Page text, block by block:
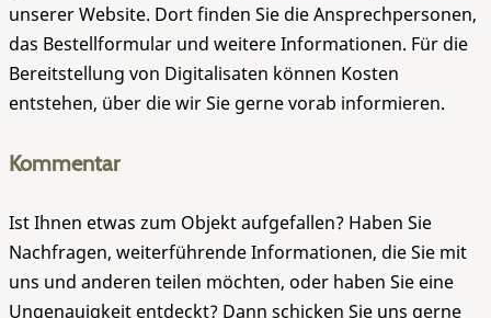
unserer Website. Dort finden Sie die Ansprechpersonen,
das Bestellformular und weitere Informationen. Für die
Bereitstellung von Digitalisaten können Kosten
entstehen, über die wir Sie gerne vorab informieren.
Kommentar
Ist Ihnen etwas zum Objekt aufgefallen? Haben Sie
Nachfragen, weiterführende Informationen, die Sie mit
uns und anderen teilen möchten, oder haben Sie eine
Ungenauigkeit entdeckt? Dann schicken Sie uns gerne